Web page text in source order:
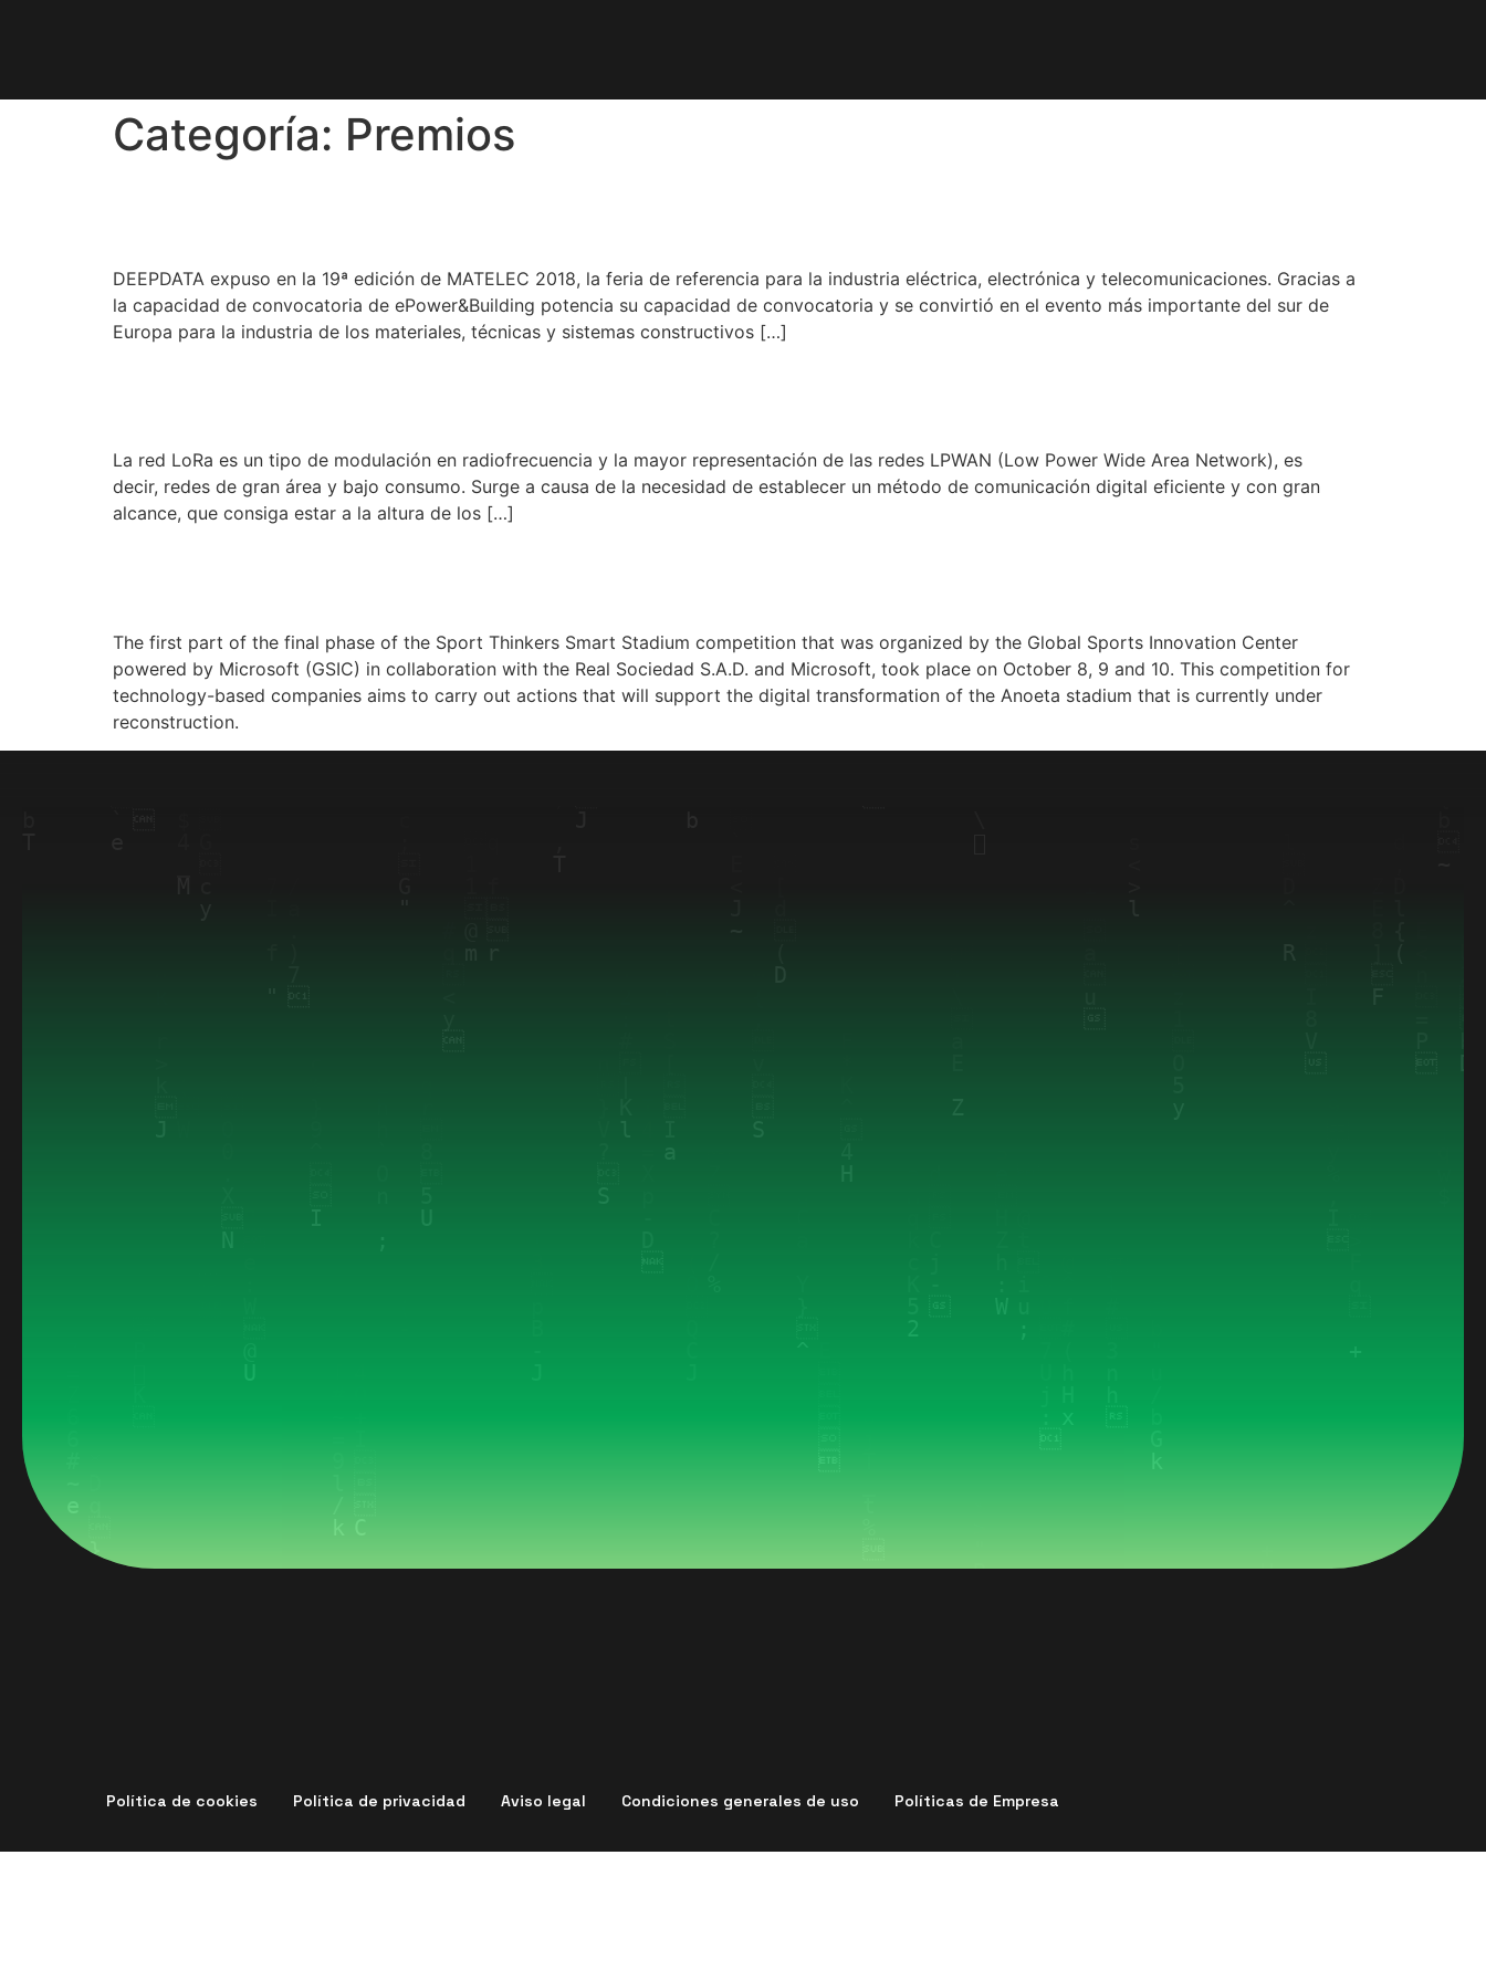
Categoría: Premios
DEEPDATA expuso en la 19ª edición de MATELEC 2018, la feria de referencia para la industria eléctrica, electrónica y telecomunicaciones. Gracias a
la capacidad de convocatoria de ePower&Building potencia su capacidad de convocatoria y se convirtió en el evento más importante del sur de
Europa para la industria de los materiales, técnicas y sistemas constructivos […]
La red LoRa es un tipo de modulación en radiofrecuencia y la mayor representación de las redes LPWAN (Low Power Wide Area Network), es
decir, redes de gran área y bajo consumo. Surge a causa de la necesidad de establecer un método de comunicación digital eficiente y con gran
alcance, que consiga estar a la altura de los […]
The first part of the final phase of the Sport Thinkers Smart Stadium competition that was organized by the Global Sports Innovation Center
powered by Microsoft (GSIC) in collaboration with the Real Sociedad S.A.D. and Microsoft, took place on October 8, 9 and 10. This competition for
technology-based companies aims to carry out actions that will support the digital transformation of the Anoeta stadium that is currently under
reconstruction.
Política de cookies Política de privacidad Aviso legal Condiciones generales de uso Políticas de Empresa